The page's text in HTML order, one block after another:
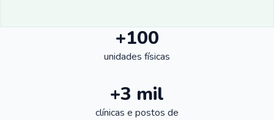
+100
unidades físicas
+3 mil
clínicas e postos de